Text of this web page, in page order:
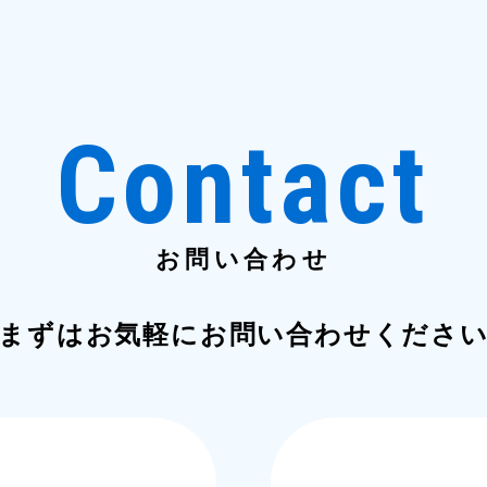
Contact
お問い合わせ
ずはお気軽にお問い合わせください